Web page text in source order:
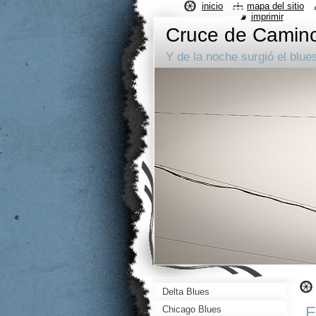
Cruce de
Y de la noche surgió el
Delta Blues
Chicago Blues
inicio mapa del sitio
imprimir